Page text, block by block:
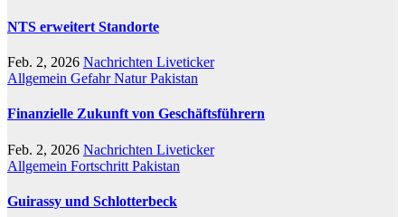
NTS erweitert Standorte
Feb. 2, 2026 Nachrichten Liveticker
Allgemein GefahrNaturPakistan
Finanzielle Zukunft von Geschäftsführern
Feb. 2, 2026 Nachrichten Liveticker
Allgemein Fortschritt Pakistan
Guirassy und Schlotterbeck